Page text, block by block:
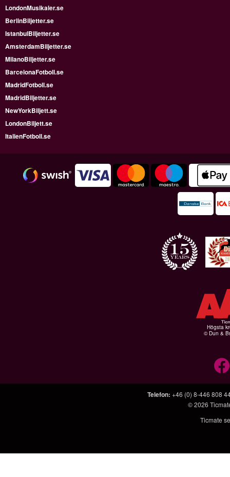
LondonMusikaler.se
BerlinBiljetter.se
IstanbulBiljetter.se
AmsterdamBiljetter.se
MilanoBiljetter.se
BarcelonaFotboll.se
MadridFotboll.se
MadridBiljetter.se
NewYorkBiljett.se
LondonBiljett.se
ItalienFotboll.se
Högsta
© Dun &
Telefon: +46 (0) 8-446 808
© 2026
Ticmate